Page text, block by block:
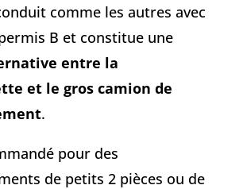
comme les autres avec
B et constitue une
entre la
et le gros camion de
.
pour des
de petits 2 pièces ou de